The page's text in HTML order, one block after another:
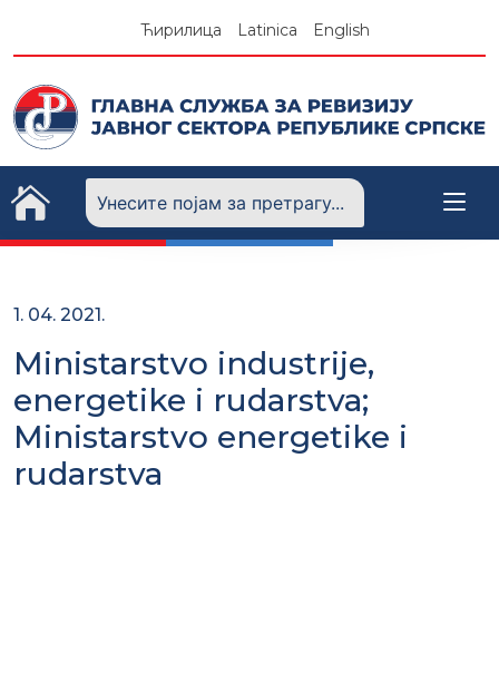
Ћирилица Latinica English
1. 04. 2021.
Ministarstvo industrije,
energetike i rudarstva;
Ministarstvo energetike i
rudarstva